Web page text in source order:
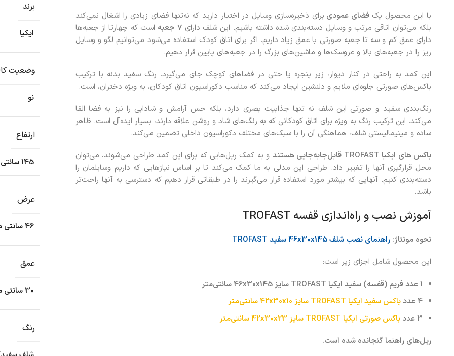
با این محصول یک فضای عمودی برای ذخیره‌سازی وسایل در اختیار دارید که نه‌تنها فضای زیادی را اشغال نمی‌کند
بلکه می‌توان اتاقی مرتب و وسایل دسته‌بندی شده داشته باشیم. این شلف دارای 7 جعبه
است که چهارتا از جعبه‌ها
دارای عمق کم و سه تا جعبه صورتی با عمق زیاد داریم. اگر برای اتاق کودک استفاده می‌شود می‌توانیم لگو و وسایل
ریز را در جعبه‌های بالا و عروسک‌ها و ماشین‌های بزرگ را در جعبه‌های پایین قرار دهیم.
این کمد به‌ راحتی در کنار دیوار، زیر پنجره یا حتی در فضاهای کوچک جای می‌گیرد. رنگ سفید بدنه با ترکیب
باکس‌های صورتی جلوه‌ای ملایم و دلنشین ایجاد می‌کند که مناسب دکوراسیون اتاق کودکان، به‌ ویژه دختران، است.
رنگ‌بندی سفید و صورتی این شلف نه‌ تنها جذابیت بصری دارد، بلکه حس آرامش و شادابی را نیز به فضا القا
می‌کند. این ترکیب رنگ به‌ ویژه برای اتاق کودکانی که به رنگ‌های شاد و روشن علاقه دارند، بسیار ایده‌آل است. ظاهر
ساده و مینیمالیستی شلف، هماهنگی آن را با سبک‌های مختلف دکوراسیون داخلی تضمین می‌کند.
باکس های ایکیا TROFAST قابل‌جابه‌جایی هستند
و به کمک ریل‌هایی که برای این کمد طراحی می‌شوند، می‌توان
محل قرارگیری آنها را تغییر داد. طراحی این مدلی به ما کمک می‌کند تا بر اساس نیازهایی که داریم وسایلمان را
دسته‌بندی کنیم. آنهایی که بیشتر مورد استفاده قرار می‌گیرند را در طبقاتی قرار دهیم که دسترسی به آنها راحت‌تر
باشد.
آموزش نصب و راه‌اندازی قفسه TROFAST
نحوه مونتاژ: راهنمای نصب شلف 46x30x145 سفید
TROFAST
این محصول شامل اجزای زیر است:
1 عدد فریم (قفسه) سفید ایکیا TROFAST سایز 46x30x145 سانتی‌متر
4 عدد
باکس سفید ایکیا TROFAST سایز 42x30x10 سانتی‌متر
3 عدد
باکس صورتی ایکیا TROFAST سایز 42x30x23 سانتی‌متر
ریل‌های راهنما گنجانده شده است.
برند
ایکیا
وضعیت
نو
ارتفاع
145 سانتی متر
عرض
46 سانتی متر
عمق
30 سانتی متر
رنگ